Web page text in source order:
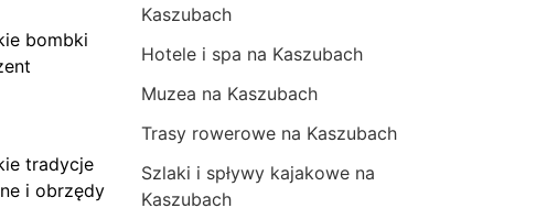
bombki
tradycje
i obrzędy
Kaszubach
Hotele i spa na Kaszubach
Muzea na Kaszubach
Trasy rowerowe na Kaszubach
Szlaki i spływy kajakowe na
Kaszubach